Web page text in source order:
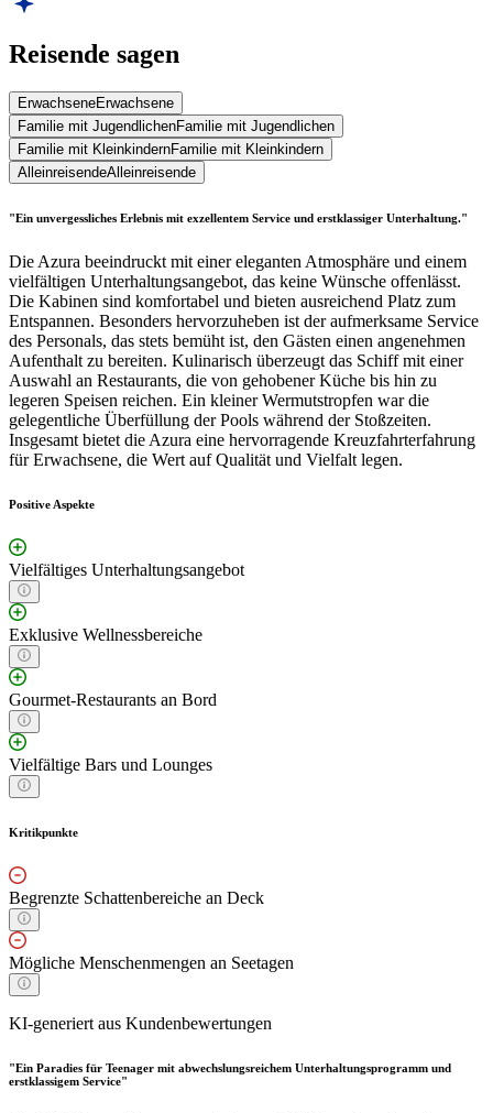
Reisende sagen
ErwachseneErwachsene
Familie mit JugendlichenFamilie mit Jugendlichen
Familie mit KleinkindernFamilie mit Kleinkindern
AlleinreisendeAlleinreisende
"Ein unvergessliches Erlebnis mit exzellentem Service und erstklassiger Unterhaltung."
Die Azura beeindruckt mit einer eleganten Atmosphäre und einem
vielfältigen Unterhaltungsangebot, das keine Wünsche offenlässt.
Die Kabinen sind komfortabel und bieten ausreichend Platz zum
Entspannen. Besonders hervorzuheben ist der aufmerksame Service
des Personals, das stets bemüht ist, den Gästen einen angenehmen
Aufenthalt zu bereiten. Kulinarisch überzeugt das Schiff mit einer
Auswahl an Restaurants, die von gehobener Küche bis hin zu
legeren Speisen reichen. Ein kleiner Wermutstropfen war die
gelegentliche Überfüllung der Pools während der Stoßzeiten.
Insgesamt bietet die Azura eine hervorragende Kreuzfahrterfahrung
für Erwachsene, die Wert auf Qualität und Vielfalt legen.
Positive Aspekte
Vielfältiges Unterhaltungsangebot
Exklusive Wellnessbereiche
Gourmet-Restaurants an Bord
Vielfältige Bars und Lounges
Kritikpunkte
Begrenzte Schattenbereiche an Deck
Mögliche Menschenmengen an Seetagen
KI-generiert aus Kundenbewertungen
"Ein Paradies für Teenager mit abwechslungsreichem Unterhaltungsprogramm und
erstklassigem Service"